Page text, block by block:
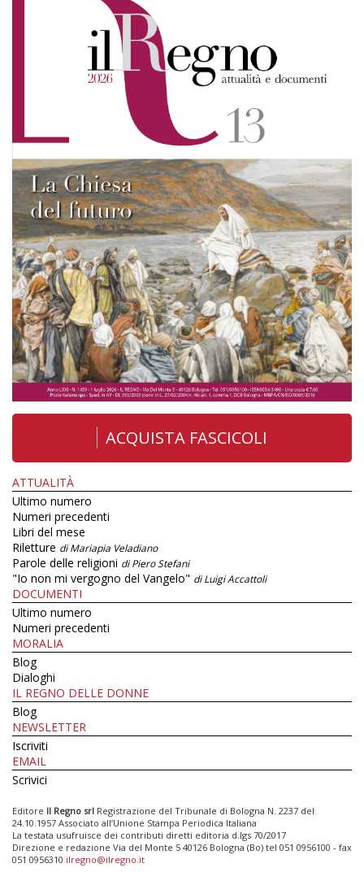
ACQUISTA FASCICOLI
ATTUALITÀ
Ultimo numero
Numeri precedenti
Libri del mese
Riletture di Mariapia Veladiano
Parole delle religioni di Piero Stefani
"Io non mi vergogno del Vangelo" di Luigi Accattoli
DOCUMENTI
Ultimo numero
Numeri precedenti
MORALIA
Blog
Dialoghi
IL REGNO DELLE DONNE
Blog
NEWSLETTER
Iscriviti
EMAIL
Scrivici
Editore Il Regno srl Registrazione del Tribunale di Bologna N. 2237 del
24.10.1957 Associato all’Unione Stampa Periodica Italiana
La testata usufruisce dei contributi diretti editoria d.lgs 70/2017
Direzione e redazione Via del Monte 5 40126 Bologna (Bo) tel 051 0956100 - fax
051 0956310 ilregno@ilregno.it